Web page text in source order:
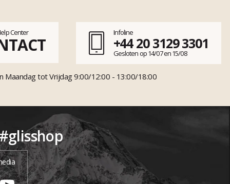
Center Infoline
+44 20 3129 3301
Gesloten op 14/07 en 15/08
Maandag tot Vrijdag 9:00/12:00 - 13:00/18:00